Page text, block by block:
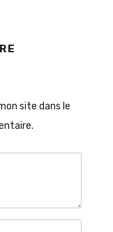
site dans le